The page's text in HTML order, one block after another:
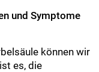
und Symptome
können wir
es, die